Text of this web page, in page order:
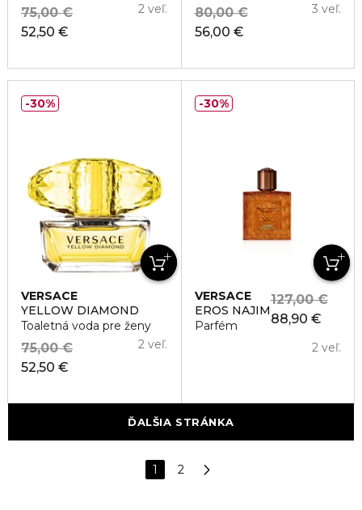
52,50 €
75,00 € 2 veľ.
56,00 €
80,00 € 3 veľ.
VERSACE
YELLOW DIAMOND
Toaletná voda pre ženy
52,50 €
75,00 € 2 veľ.
30%
VERSACE
EROS NAJIM
Parfém
88,90 €
127,00 €
2 veľ.
30%
ĎALŠIA STRÁNKA
1 2